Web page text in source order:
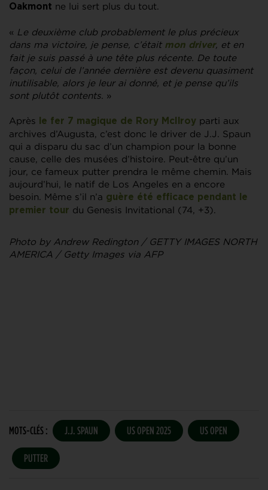
Oakmont ne lui sert plus du tout.
« Le deuxième club probablement le plus précieux
dans ma victoire, je pense, c’était mon driver, et en
fait je suis passé à une tête plus récente. De toute
façon, celui de l’année dernière est devenu quasiment
inutilisable, alors je leur ai donné, et je pense qu’ils
sont plutôt contents. »
Après le fer 7 magique de Rory McIlroy parti aux
archives d’Augusta, c’est donc le driver de J.J. Spaun
qui a disparu du sac d’un champion pour la bonne
cause, celle des musées d’histoire. Peut-être qu’un
jour, ce fameux putter prendra le même chemin. Mais
aujourd’hui, le natif de Los Angeles en a encore
besoin. Même s’il n’a guère été efficace pendant le
premier tour du Genesis Invitational (74, +3).
Photo by Andrew Redington / GETTY IMAGES NORTH
AMERICA / Getty Images via AFP
MOTS-CLÉS : J.J. SPAUN US OPEN 2025 US OPEN
PUTTER